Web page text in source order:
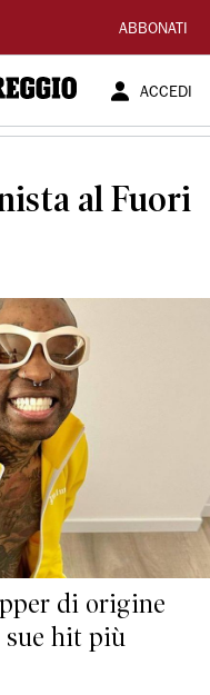
ABBONATI
ACCEDI
al Fuori
di origine
sue hit più